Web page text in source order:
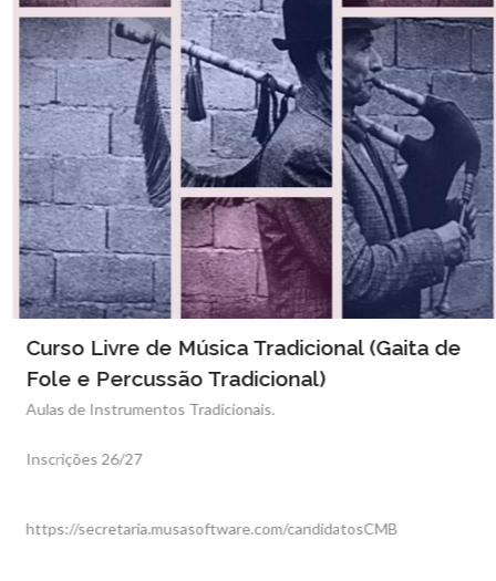
Curso Livre de Música Tradicional (Gaita de
Fole e Percussão Tradicional)
Aulas de Instrumentos Tradicionais.
Inscrições 26/27
https://secretaria.musasoftware.com/candidatosCMB